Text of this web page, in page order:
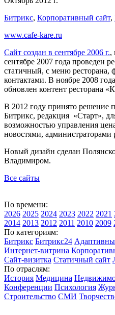
Битрикс, Корпоративный сайт,
www.cafe-kare.ru
Сайт создан в сентябре 2006 г.,
сентябре 2007 года проведен
статичный, с меню ресторана,
контактами. В ноябре 2008
обновлен контент ресторана
В 2012 году принято решение
Битрикс, редакция «Старт»,
возможностью управления
новостями, администраторами
Новый дизайн сделан
Владимиром.
Все сайты
По времени:
2026 2025 2024 2023 2022 2021
2014 2013 2012 2011 2010 2009
По категориям:
Битрикс Битрикс24
Интернет-витрина
Сайт-визитка Статичный сайт
По отраслям:
История Медицина
Конференции Психология
Строительство СМИ